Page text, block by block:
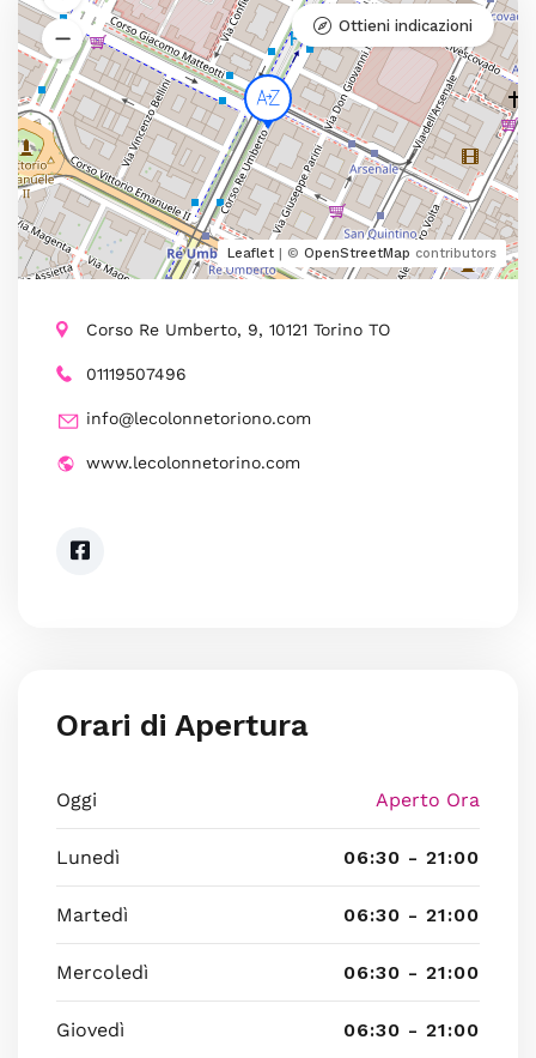
Leaflet | © OpenStreetMap contributors
Ottieni indicazioni
Corso Re Umberto, 9, 10121 Torino TO
01119507496
info@lecolonnetoriono.com
www.lecolonnetorino.com
Orari di Apertura
Oggi Aperto Ora
Lunedì 06:30 - 21:00
Martedì 06:30 - 21:00
Mercoledì 06:30 - 21:00
Giovedì 06:30 - 21:00